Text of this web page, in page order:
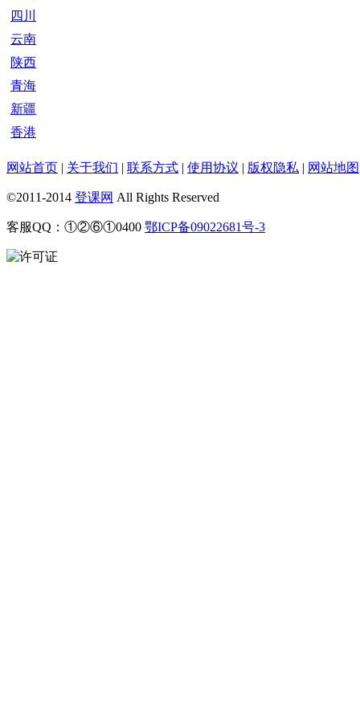
四川
云南
陕西
青海
新疆
香港
网站首页 | 关于我们 | 联系方式 | 使用协议 | 版权隐私 | 网站地图
©2011-2014 登课网 All Rights Reserved
客服QQ：①②⑥①0400 鄂ICP备09022681号-3